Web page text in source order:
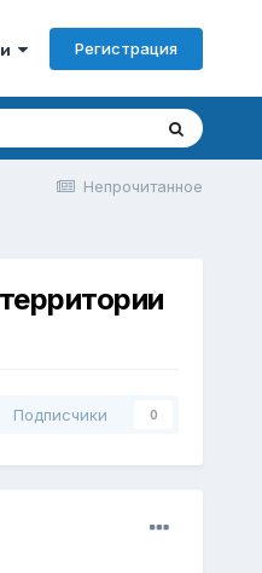
Регистрация
Непрочитанное
Подписчики 0